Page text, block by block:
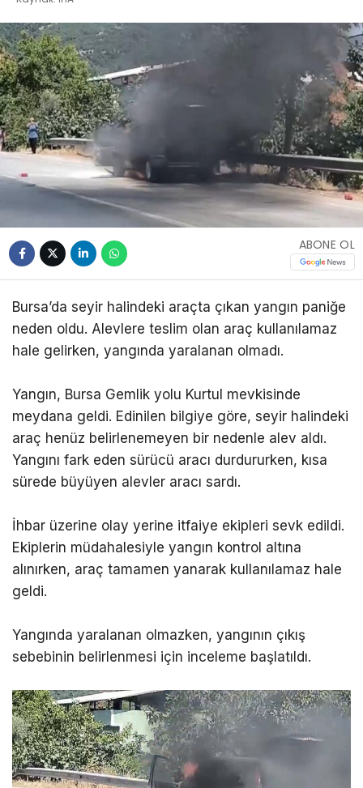
ABONE OL
Bursa’da seyir halindeki araçta çıkan yangın paniğe
neden oldu. Alevlere teslim olan araç kullanılamaz
hale gelirken, yangında yaralanan olmadı.
Yangın, Bursa Gemlik yolu Kurtul mevkisinde
meydana geldi. Edinilen bilgiye göre, seyir halindeki
araç henüz belirlenemeyen bir nedenle alev aldı.
Yangını fark eden sürücü aracı durdururken, kısa
sürede büyüyen alevler aracı sardı.
İhbar üzerine olay yerine itfaiye ekipleri sevk edildi.
Ekiplerin müdahalesiyle yangın kontrol altına
alınırken, araç tamamen yanarak kullanılamaz hale
geldi.
Yangında yaralanan olmazken, yangının çıkış
sebebinin belirlenmesi için inceleme başlatıldı.